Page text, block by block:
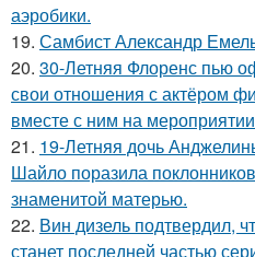
аэробики.
19. Самбист Александр
20. 30-Летняя Флоренс пью
свои отношения с актёром
вместе с ним на
21. 19-Летняя дочь
Шайло поразила
знаменитой матерью.
22. Вин дизель подтвердил,
станет последней частью